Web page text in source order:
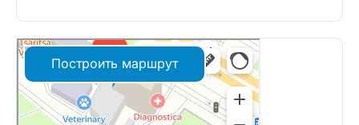
Построить маршрут